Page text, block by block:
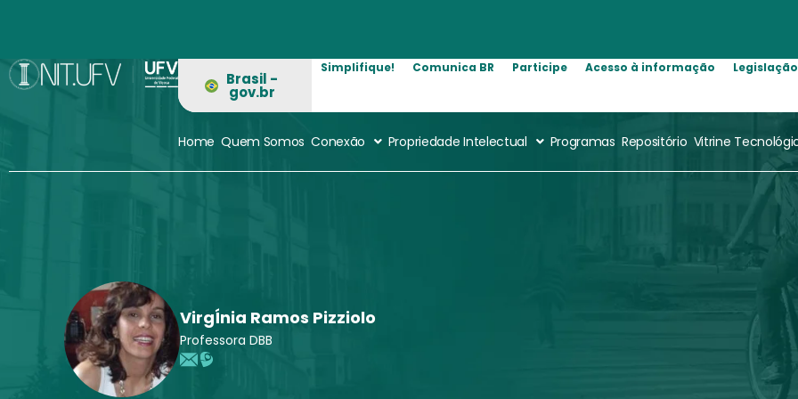
conteúdo
Brasil -
gov.br
Simplifique! Comunica BR Participe Acesso à informação Legislação
Home Quem Somos Conexão Propriedade Intelectual Programas Repositório Vitrine
VirgÍnia Ramos Pizziolo
Professora DBB
E L